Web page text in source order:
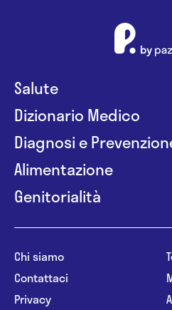
Salute
Dizionario Medico
Diagnosi e
Alimentazione
Genitorialità
Chi siamo
Contattaci
Privacy